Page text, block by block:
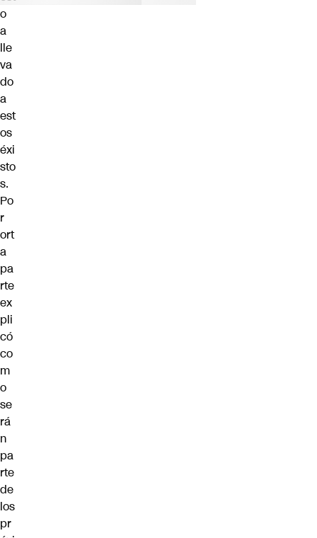
o
a
lle
va
do
a
est
os
éxi
sto
s.
Po
r
ort
a
pa
rte
ex
pli
có
co
m
o
se
rá
n
pa
rte
de
los
pr